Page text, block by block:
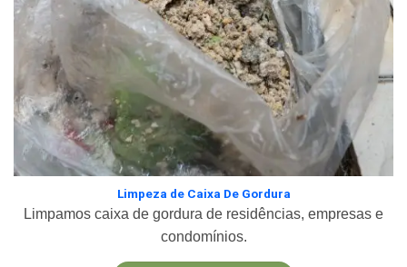
Limpeza de Caixa De Gordura
Limpamos caixa de gordura de residências, empresas e
condomínios.